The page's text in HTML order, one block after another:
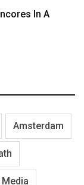
In A
Amsterdam